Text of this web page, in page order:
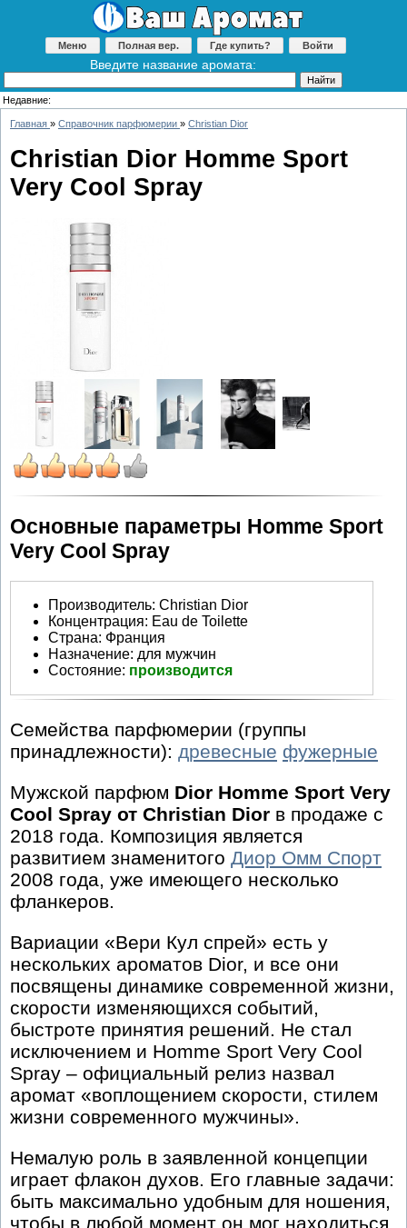
Меню Полная вер. Где купить? Войти
Введите название аромата:
Недавние:
Главная » Справочник парфюмерии » Christian Dior
Christian Dior Homme Sport
Very Cool Spray
Основные параметры Homme Sport
Very Cool Spray
Производитель: Christian Dior
Концентрация: Eau de Toilette
Страна: Франция
Назначение: для мужчин
Состояние: производится
Семейства парфюмерии (группы
принадлежности): древесные фужерные
Мужской парфюм Dior Homme Sport Very
Cool Spray от Christian Dior в продаже с
2018 года. Композиция является
развитием знаменитого Диор Омм Спорт
2008 года, уже имеющего несколько
фланкеров.
Вариации «Вери Кул спрей» есть у
нескольких ароматов Dior, и все они
посвящены динамике современной жизни,
скорости изменяющихся событий,
быстроте принятия решений. Не стал
исключением и Homme Sport Very Cool
Spray – официальный релиз назвал
аромат «воплощением скорости, стилем
жизни современного мужчины».
Немалую роль в заявленной концепции
играет флакон духов. Его главные задачи:
быть максимально удобным для ношения,
чтобы в любой момент он мог находиться